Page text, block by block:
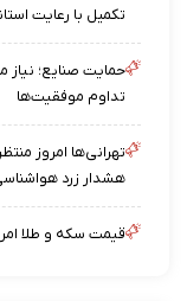
تکمیل با رعایت
حمایت صنایع؛
تداوم موفقیت‌ها
تهرانی‌ها امروز
هشدار زرد
قیمت سکه و طلا امروز